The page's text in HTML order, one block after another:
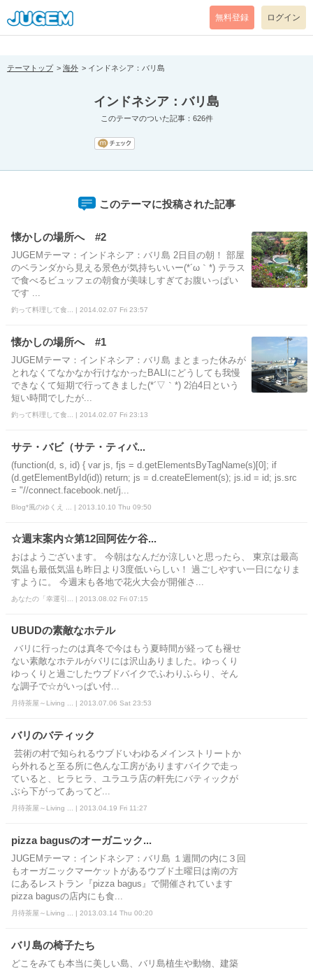
[pear_error: message="Success" code=0 mode=return level=notice
prefix="" info=""]
無料登録 ログイン
テーマトップ 海外 インドネシア：バリ島
インドネシア：バリ島
このテーマのついた記事：626件
このテーマに投稿された記事
懐かしの場所へ #2
JUGEMテーマ：インドネシア：バリ島 2日目の朝！ 部屋
のベランダから見える景色が気持ちいいー(*´ω｀*) テラス
で食べるビュッフェの朝食が美味しすぎてお腹いっぱい
です ...
釣って料理して食... | 2014.02.07 Fri 23:57
懐かしの場所へ #1
JUGEMテーマ：インドネシア：バリ島 まとまった休みが
とれなくてなかなか行けなかったBALIにどうしても我慢
できなくて短期で行ってきました(*´▽｀*) 2泊4日という
短い時間でしたが...
釣って料理して食... | 2014.02.07 Fri 23:13
サテ・バビ（サテ・ティパ...
(function(d, s, id) { var js, fjs = d.getElementsByTagName(s)[0]; if
(d.getElementById(id)) return; js = d.createElement(s); js.id = id; js.src
= "//connect.facebook.net/j...
Blog*風のゆくえ ... | 2013.10.10 Thu 09:50
☆週末案内☆第12回阿佐ケ谷...
おはようございます。 今朝はなんだか涼しいと思ったら、 東京は最高
気温も最低気温も昨日より3度低いらしい！ 過ごしやすい一日になりま
すように。 今週末も各地で花火大会が開催さ...
あなたの「幸運引... | 2013.08.02 Fri 07:15
UBUDの素敵なホテル
バリに行ったのは真冬で今はもう夏時間が経っても褪せ
ない素敵なホテルがバリには沢山ありました。ゆっくり
ゆっくりと過ごしたウブドバイクでふわりふらり、そん
な調子で☆がいっぱい付...
月待茶屋～Living ... | 2013.07.06 Sat 23:53
バリのバティック
芸術の村で知られるウブドいわゆるメインストリートか
ら外れると至る所に色んな工房がありますバイクで走っ
ていると、ヒラヒラ、ユラユラ店の軒先にバティックが
ぶら下がってあってど...
月待茶屋～Living ... | 2013.04.19 Fri 11:27
pizza bagusのオーガニック...
JUGEMテーマ：インドネシア：バリ島 １週間の内に３回
もオーガニックマーケットがあるウブド土曜日は南の方
にあるレストラン『pizza bagus』で開催されています
pizza bagusの店内にも食...
月待茶屋～Living ... | 2013.03.14 Thu 00:20
バリ島の椅子たち
どこをみても本当に美しい島、バリ島植生や動物、建築